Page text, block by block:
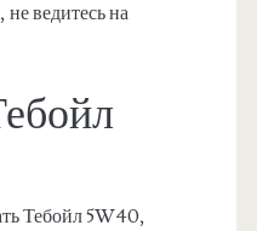
ведитесь на
Тебойл 5W40,